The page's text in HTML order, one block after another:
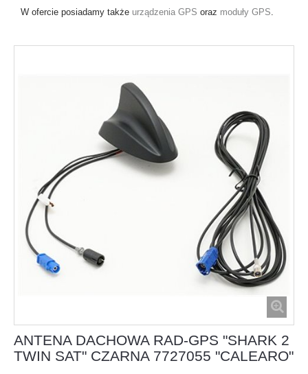
W ofercie posiadamy także urządzenia GPS oraz moduły GPS.
ANTENA DACHOWA RAD-GPS "SHARK 2
TWIN SAT" CZARNA 7727055 "CALEARO"